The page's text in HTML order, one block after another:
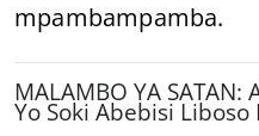
mpambampamba.
MALAMBO YA
Yo Soki Abebisi Liboso